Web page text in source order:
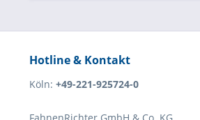
Hotline & Kontakt
Köln: +49-221-925724-0